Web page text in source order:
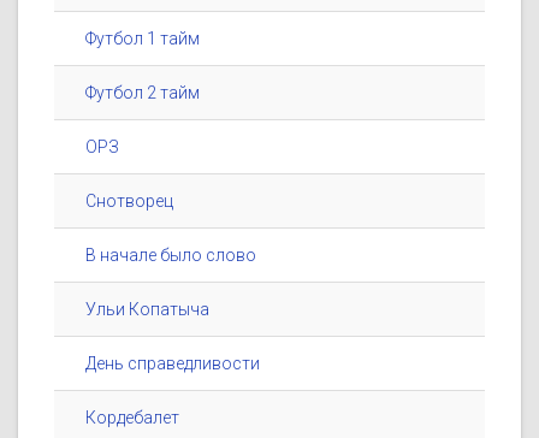
Футбол 1 тайм
Футбол 2 тайм
ОРЗ
Снотворец
В начале было слово
Ульи Копатыча
День справедливости
Кордебалет